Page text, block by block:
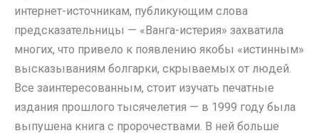
интернет-источникам, публикующим слова
предсказательницы — «Ванга-истерия» захватила
многих, что привело к появлению якобы «истинным»
высказываниям болгарки, скрываемых от людей.
Все заинтересованным, стоит изучать печатные
издания прошлого тысячелетия — в 1999 году была
выпушена книга с пророчествами. В ней больше